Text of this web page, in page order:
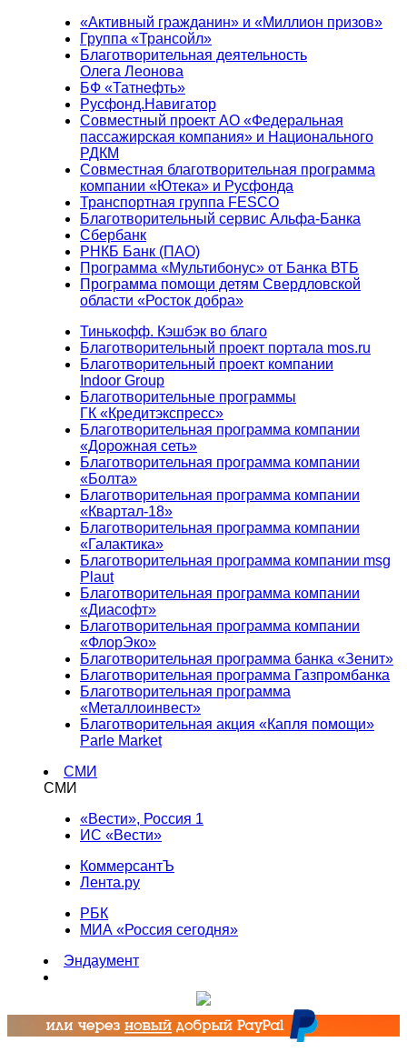
«Активный гражданин» и «Миллион призов»
Группа «Трансойл»
Благотворительная деятельность
Олега Леонова
БФ «Татнефть»
Русфонд.Навигатор
Совместный проект АО «Федеральная
пассажирская компания» и Национального
РДКМ
Совместная благотворительная программа
компании «Ютека» и Русфонда
Транспортная группа FESCO
Благотворительный сервис Альфа-Банка
Сбербанк
РНКБ Банк (ПАО)
Программа «Мультибонус» от Банка ВТБ
Программа помощи детям Свердловской
области «Росток добра»
Тинькофф. Кэшбэк во благо
Благотворительный проект портала mos.ru
Благотворительный проект компании
Indoor Group
Благотворительные программы
ГК «Кредитэкспресс»
Благотворительная программа компании
«Дорожная сеть»
Благотворительная программа компании
«Болта»
Благотворительная программа компании
«Квартал-18»
Благотворительная программа компании
«Галактика»
Благотворительная программа компании msg
Plaut
Благотворительная программа компании
«Диасофт»
Благотворительная программа компании
«ФлорЭко»
Благотворительная программа банка «Зенит»
Благотворительная программа Газпромбанка
Благотворительная программа
«Металлоинвест»
Благотворительная акция «Капля помощи»
Parle Market
СМИ
СМИ
«Вести», Россия 1
ИС «Вести»
КоммерсантЪ
Лента.ру
РБК
МИА «Россия сегодня»
Эндаумент